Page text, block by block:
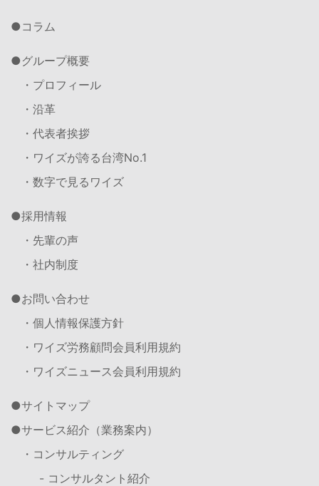
コラム
グループ概要
・プロフィール
・沿革
・代表者挨拶
・ワイズが誇る台湾No.1
・数字で見るワイズ
採用情報
・先輩の声
・社内制度
お問い合わせ
・個人情報保護方針
・ワイズ労務顧問会員利用規約
・ワイズニュース会員利用規約
サイトマップ
サービス紹介（業務案内）
・コンサルティング
- コンサルタント紹介